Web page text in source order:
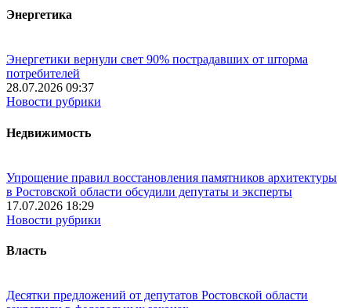
Энергетика
Энергетики вернули свет 90% пострадавших от шторма
потребителей
28.07.2026 09:37
Новости рубрики
Недвижимость
Упрощение правил восстановления памятников архитектуры
в Ростовской области обсудили депутаты и эксперты
17.07.2026 18:29
Новости рубрики
Власть
Десятки предложений от депутатов Ростовской области